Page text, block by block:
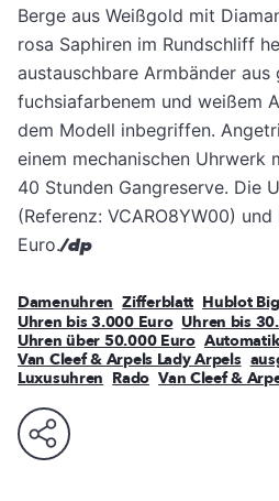
Berge aus Weißgold mit
rosa Saphiren im Rundschliff
austauschbare Armbänder aus
fuchsiafarbenem und weißem
dem Modell inbegriffen.
einem mechanischen Uhrwerk
40 Stunden Gangreserve. Die
(Referenz: VCARO8YW00)
Euro./dp
Damenuhren Zifferblatt Hublot
Uhren bis 3.000 Euro Uhren bis
Uhren über 50.000 Euro
Van Cleef & Arpels Lady Arpels
Luxusuhren Rado Van Cleef &